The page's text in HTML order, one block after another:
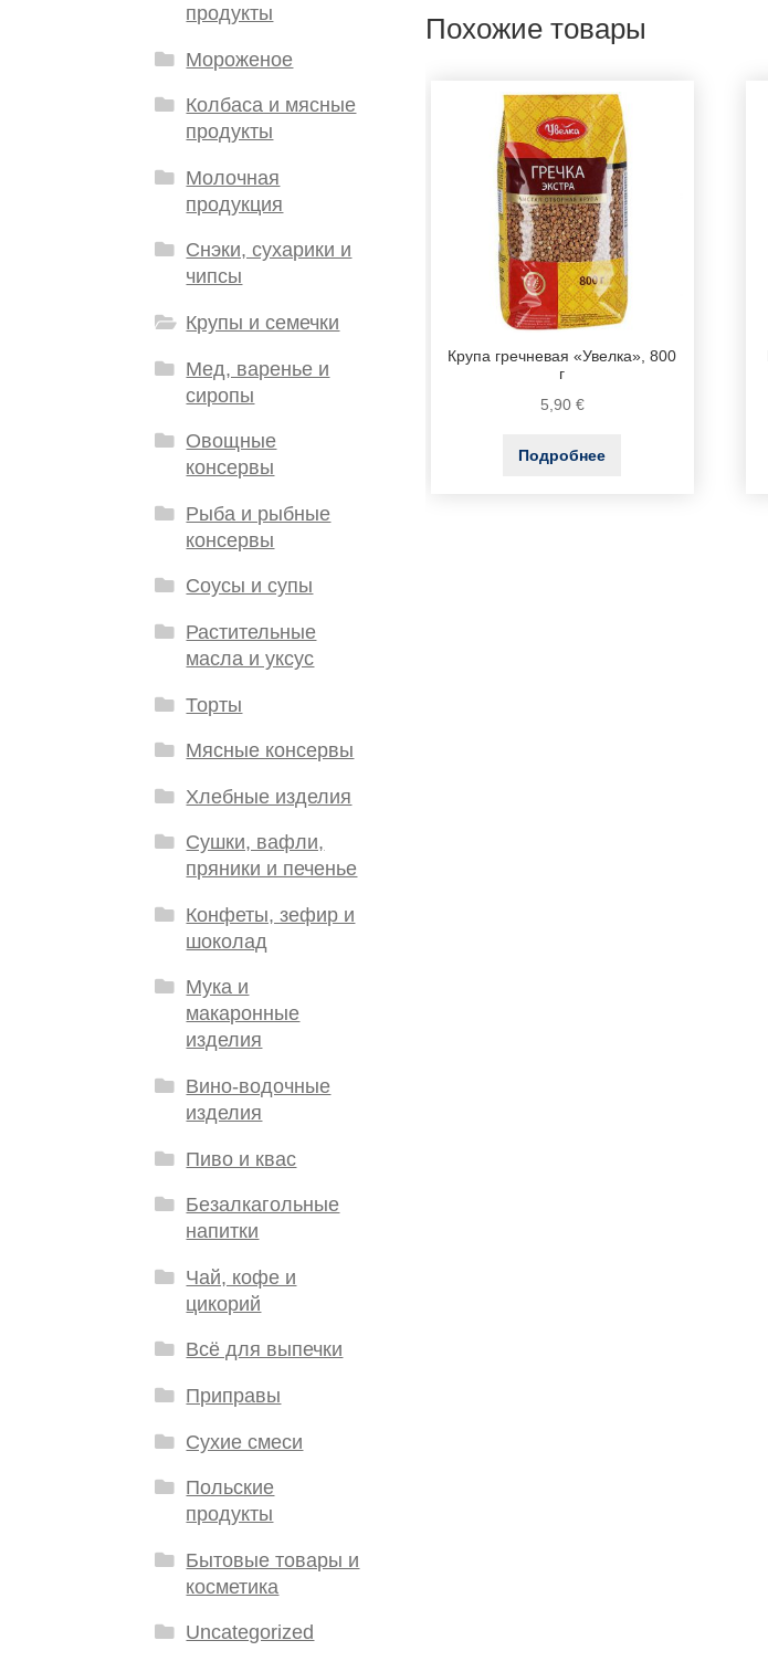
Похожие товары
Крупа гречневая «Увелка», 800
г
5,90 €
Подробнее
продукты
Мороженое
Колбаса и мясные
продукты
Молочная
продукция
Снэки, сухарики и
чипсы
Крупы и семечки
Мед, варенье и
сиропы
Овощные
консервы
Рыба и рыбные
консервы
Соусы и супы
Растительные
масла и уксус
Торты
Мясные консервы
Хлебные изделия
Сушки, вафли,
пряники и печенье
Конфеты, зефир и
шоколад
Мука и
макаронные
изделия
Вино-водочные
изделия
Пиво и квас
Безалкагольные
напитки
Чай, кофе и
цикорий
Всё для выпечки
Приправы
Сухие смеси
Польские
продукты
Бытовые товары и
косметика
Uncategorized